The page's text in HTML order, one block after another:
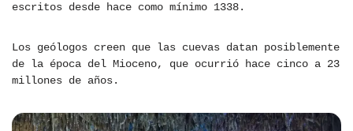
escritos desde hace como mínimo 1338.
Los geólogos creen que las cuevas datan posiblemente
de la época del Mioceno, que ocurrió hace cinco a 23
millones de años.